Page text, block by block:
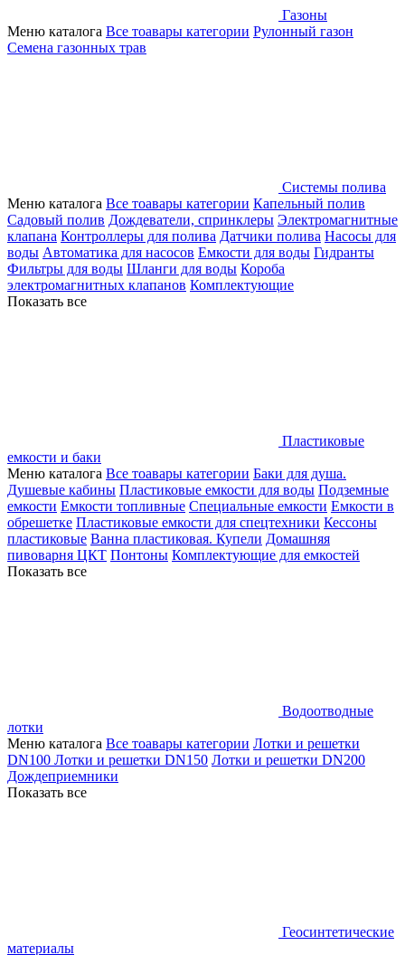
Газоны
Меню каталога Все тоавары категории Рулонный газон
Семена газонных трав
Системы полива
Меню каталога Все тоавары категории Капельный полив
Садовый полив Дождеватели, спринклеры Электромагнитные
клапана Контроллеры для полива Датчики полива Насосы для
воды Автоматика для насосов Емкости для воды Гидранты
Фильтры для воды Шланги для воды Короба
электромагнитных клапанов Комплектующие
Показать все
Пластиковые
емкости и баки
Меню каталога Все тоавары категории Баки для душа.
Душевые кабины Пластиковые емкости для воды Подземные
емкости Емкости топливные Специальные емкости Емкости в
обрешетке Пластиковые емкости для спецтехники Кессоны
пластиковые Ванна пластиковая. Купели Домашняя
пивоварня ЦКТ Понтоны Комплектующие для емкостей
Показать все
Водоотводные
лотки
Меню каталога Все тоавары категории Лотки и решетки
DN100 Лотки и решетки DN150 Лотки и решетки DN200
Дождеприемники
Показать все
Геосинтетические
материалы